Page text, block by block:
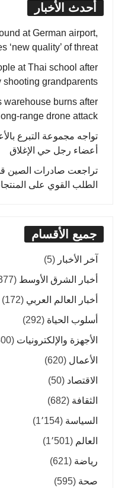
أحدث الأخبار
at German airport,
‘new quality’ of threat
at Thai school after
shooting grandparents
warehouse burns after
range drone attack
تواجه مجموعة التبرع
أعضاء رجل حي الإغلاق
تراجعت صادرات الصين
الطلب القوي على
جميع الأقسام
آخر الأخبار (5)
أخبار الشرق الأوسط (377)
أخبار العالم العربي (172)
أسلوب الحياة (292)
الأجهزة والإلكترونيات (800)
الأعمال (620)
الاقتصاد (50)
الثقافة (682)
السياسة (1٬154)
العالم (1٬501)
رياضة (621)
صحة (595)